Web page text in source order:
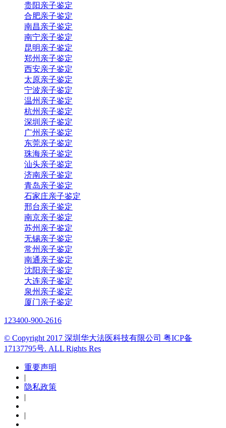
贵阳亲子鉴定
合肥亲子鉴定
南昌亲子鉴定
南宁亲子鉴定
昆明亲子鉴定
郑州亲子鉴定
西安亲子鉴定
太原亲子鉴定
宁波亲子鉴定
温州亲子鉴定
杭州亲子鉴定
深圳亲子鉴定
广州亲子鉴定
东莞亲子鉴定
珠海亲子鉴定
汕头亲子鉴定
济南亲子鉴定
青岛亲子鉴定
石家庄亲子鉴定
邢台亲子鉴定
南京亲子鉴定
苏州亲子鉴定
无锡亲子鉴定
常州亲子鉴定
南通亲子鉴定
沈阳亲子鉴定
大连亲子鉴定
泉州亲子鉴定
厦门亲子鉴定
123400-900-2616
© Copyright 2017 深圳华大法医科技有限公司 粤ICP备
17137795号. ALL Rights Res
重要声明
|
隐私政策
|
|